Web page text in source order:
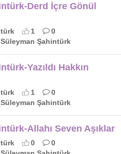
Derd İçre Gönül
1
0
Süleyman Şahintürk
Yazıldı Hakkın
1
0
Süleyman Şahintürk
Allahı Seven Aşıklar
0
0